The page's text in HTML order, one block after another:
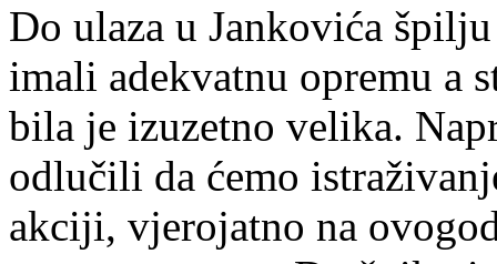
Do ulaza u Jankovića
imali adekvatnu opremu a
bila je izuzetno velika.
odlučili da ćemo
akciji, vjerojatno na